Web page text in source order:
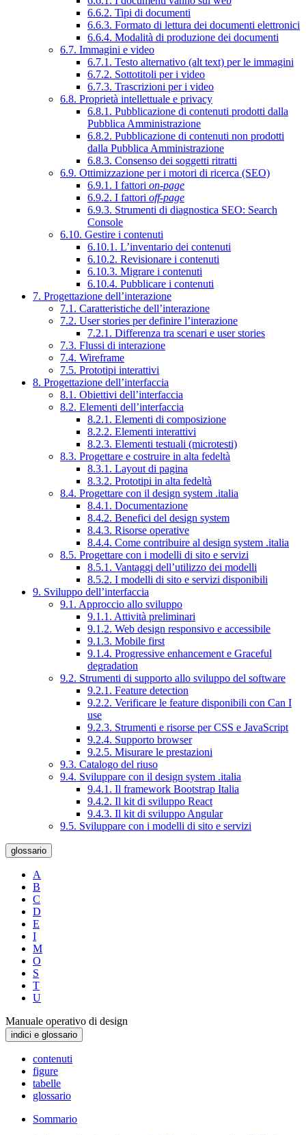
6.6.2. Tipi di documenti
6.6.3. Formato di lettura dei documenti elettronici
6.6.4. Modalità di produzione dei documenti
6.7. Immagini e video
6.7.1. Testo alternativo (alt text) per le immagini
6.7.2. Sottotitoli per i video
6.7.3. Trascrizioni per i video
6.8. Proprietà intellettuale e privacy
6.8.1. Pubblicazione di contenuti prodotti dalla
Pubblica Amministrazione
6.8.2. Pubblicazione di contenuti non prodotti
dalla Pubblica Amministrazione
6.8.3. Consenso dei soggetti ritratti
6.9. Ottimizzazione per i motori di ricerca (SEO)
6.9.1. I fattori on-page
6.9.2. I fattori off-page
6.9.3. Strumenti di diagnostica SEO: Search
Console
6.10. Gestire i contenuti
6.10.1. L’inventario dei contenuti
6.10.2. Revisionare i contenuti
6.10.3. Migrare i contenuti
6.10.4. Pubblicare i contenuti
7. Progettazione dell’interazione
7.1. Caratteristiche dell’interazione
7.2. User stories per definire l’interazione
7.2.1. Differenza tra scenari e user stories
7.3. Flussi di interazione
7.4. Wireframe
7.5. Prototipi interattivi
8. Progettazione dell’interfaccia
8.1. Obiettivi dell’interfaccia
8.2. Elementi dell’interfaccia
8.2.1. Elementi di composizione
8.2.2. Elementi interattivi
8.2.3. Elementi testuali (microtesti)
8.3. Progettare e costruire in alta fedeltà
8.3.1. Layout di pagina
8.3.2. Prototipi in alta fedeltà
8.4. Progettare con il design system .italia
8.4.1. Documentazione
8.4.2. Benefici del design system
8.4.3. Risorse operative
8.4.4. Come contribuire al design system .italia
8.5. Progettare con i modelli di sito e servizi
8.5.1. Vantaggi dell’utilizzo dei modelli
8.5.2. I modelli di sito e servizi disponibili
9. Sviluppo dell’interfaccia
9.1. Approccio allo sviluppo
9.1.1. Attività preliminari
9.1.2. Web design responsivo e accessibile
9.1.3. Mobile first
9.1.4. Progressive enhancement e Graceful
degradation
9.2. Strumenti di supporto allo sviluppo del software
9.2.1. Feature detection
9.2.2. Verificare le feature disponibili con Can I
use
9.2.3. Strumenti e risorse per CSS e JavaScript
9.2.4. Supporto browser
9.2.5. Misurare le prestazioni
9.3. Catalogo del riuso
9.4. Sviluppare con il design system .italia
9.4.1. Il framework Bootstrap Italia
9.4.2. Il kit di sviluppo React
9.4.3. Il kit di sviluppo Angular
9.5. Sviluppare con i modelli di sito e servizi
glossario
A
B
C
D
E
I
M
O
S
T
U
Manuale operativo di design
indici e glossario
contenuti
figure
tabelle
glossario
Sommario